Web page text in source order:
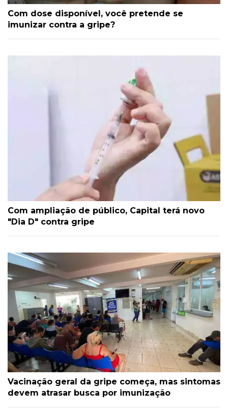
Com dose disponível, você pretende se
imunizar contra a gripe?
Com ampliação de público, Capital terá novo
"Dia D" contra gripe
Vacinação geral da gripe começa, mas sintomas
devem atrasar busca por imunização